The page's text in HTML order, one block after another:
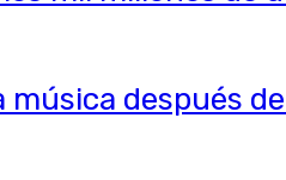
música después